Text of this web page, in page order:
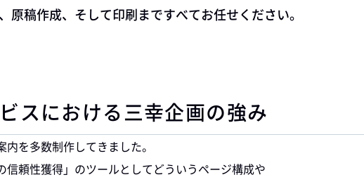
原稿作成、そして印刷まですべてお任せください。
スにおける三幸企画の強み
を多数制作してきました。
頼性獲得」のツールとしてどういうページ構成や